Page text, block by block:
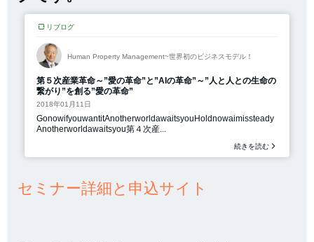
セミナー詳細と申込サイト